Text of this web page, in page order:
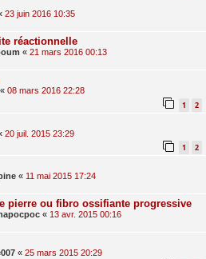
23 juin 2016 10:35
réactionnelle
« 21 mars 2016 00:13
« 08 mars 2016 22:28
1 2
20 juil. 2015 23:29
1 2
« 11 mai 2015 17:24
pierre ou fibro ossifiante progressive
« 13 avr. 2015 00:16
« 25 mars 2015 20:29